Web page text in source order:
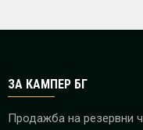
ЗА КАМПЕР БГ
Продажба на резервни